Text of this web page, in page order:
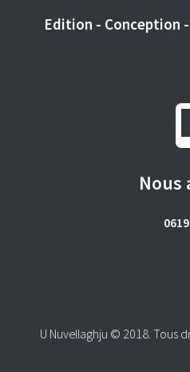
Edition - Conception
Nous
U Nuvellaghju © 2018. Tous